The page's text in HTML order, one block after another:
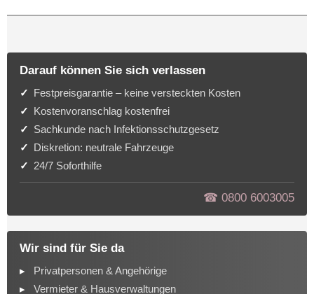
Darauf können Sie sich verlassen
Festpreisgarantie – keine versteckten Kosten
Kostenvoranschlag kostenfrei
Sachkunde nach Infektionsschutzgesetz
Diskretion: neutrale Fahrzeuge
24/7 Soforthilfe
☎︎ 0800 6003005
Wir sind für Sie da
Privatpersonen & Angehörige
Vermieter & Hausverwaltungen